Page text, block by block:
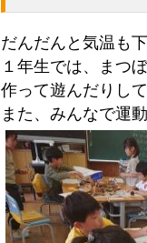
だんだんと気温も
１年生では、まつ
作って遊んだりし
また、みんなで運